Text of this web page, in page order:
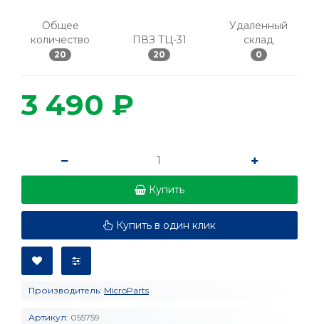
Общее
количество
20
ПВЗ ТЦ-31
20
Удаленный
склад
0
3 490 ₽
Купить
Купить в один клик
Производитель: MicroParts
Артикул: 055759